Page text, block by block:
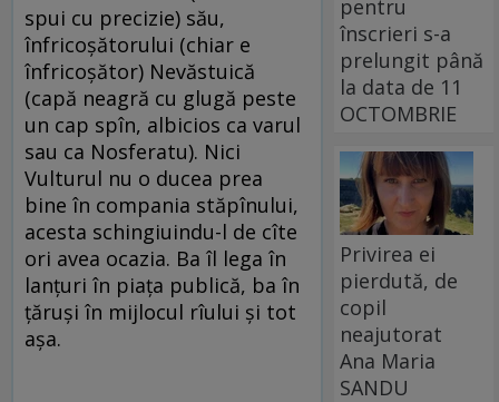
spui cu precizie) său,
înfricoşătorului (chiar e
înfricoşător) Nevăstuică
(capă neagră cu glugă peste
un cap spîn, albicios ca varul
sau ca Nosferatu). Nici
Vulturul nu o ducea prea
bine în compania stăpînului,
acesta schingiuindu-l de cîte
ori avea ocazia. Ba îl lega în
lanţuri în piaţa publică, ba în
ţăruşi în mijlocul rîului şi tot
aşa.
pentru
înscrieri s-a
prelungit până
la data de 11
OCTOMBRIE
Privirea ei
pierdută, de
copil
neajutorat
Ana Maria
SANDU